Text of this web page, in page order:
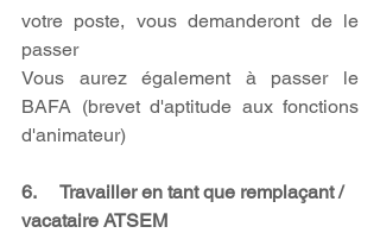
votre poste, vous demanderont de le
passer
Vous aurez également à passer le
BAFA (brevet d'aptitude aux fonctions
d'animateur)
6.     Travailler en tant que remplaçant /
vacataire ATSEM